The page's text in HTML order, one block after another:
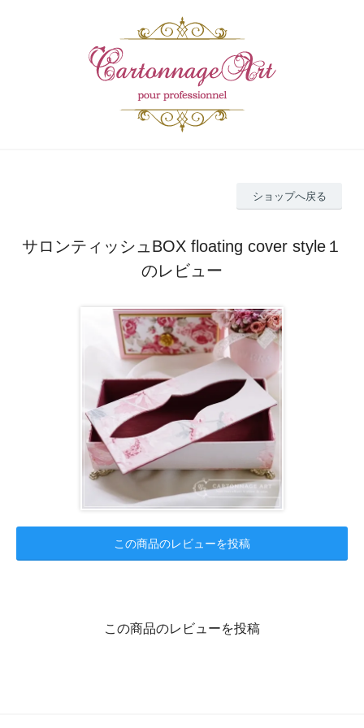
ショップへ戻る
サロンティッシュBOX floating cover style１
のレビュー
この商品のレビューを投稿
この商品のレビューを投稿